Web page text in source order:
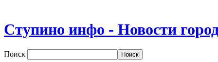
Ступино инфо - Новости
Поиск